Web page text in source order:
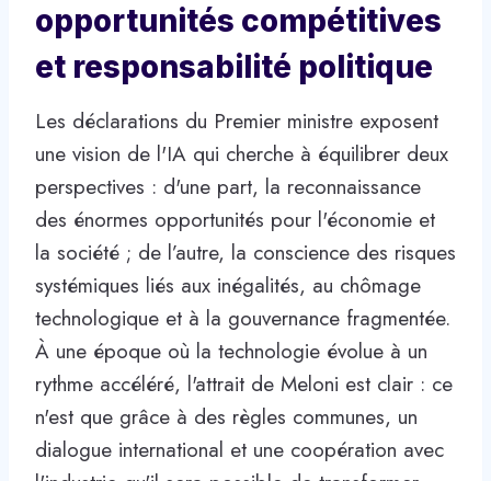
opportunités compétitives
et responsabilité politique
Les déclarations du Premier ministre exposent
une vision de l'IA qui cherche à équilibrer deux
perspectives : d'une part, la reconnaissance
des énormes opportunités pour l'économie et
la société ; de l’autre, la conscience des risques
systémiques liés aux inégalités, au chômage
technologique et à la gouvernance fragmentée.
À une époque où la technologie évolue à un
rythme accéléré, l'attrait de Meloni est clair : ce
n'est que grâce à des règles communes, un
dialogue international et une coopération avec